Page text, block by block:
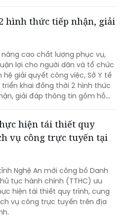
hình thức tiếp nhận, giải
nâng cao chất lượng phục vụ,
lợi cho người dân và tổ chức
hệ giải quyết công việc, Sở Y tế
triển khai đồng thời 2 hình thức
giải đáp thông tin gồm hỗ
hiện tái thiết quy
vụ công trực tuyến tại
Nghệ An mới công bố Danh
tục hành chính (TTHC) ưu
hiện tái thiết quy trình, cung
vụ công trực tuyến trên địa